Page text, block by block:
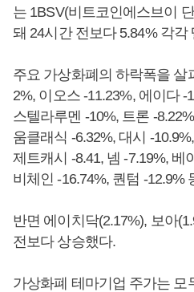
는 1BSV(비트코인에스브이
돼 24시간 전보다 5.84% 각각
주요 가상화폐의 하락폭을 살
2%, 이오스 -11.23%, 에이다 -
스텔라루멘 -10%, 트론 -
움클래식 -6.32%, 대시 -
제트캐시 -8.41, 넴 -7.19%, 베
비체인 -16.74%, 퀀텀 -12.9%
반면 에이치닥(2.17%), 보아
전보다 상승했다.
가상화폐 테마기업 주가는 모